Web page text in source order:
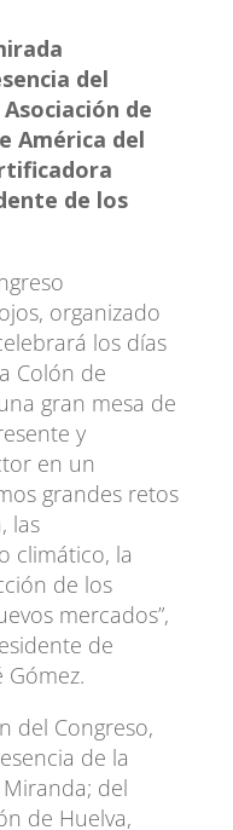
del
de
América del
de los
organizado
los días
Colón de
gran mesa de
y
en un
grandes retos
las
climático, la
de los
mercados”,
de
Gómez.
del Congreso,
de la
del
de Huelva,